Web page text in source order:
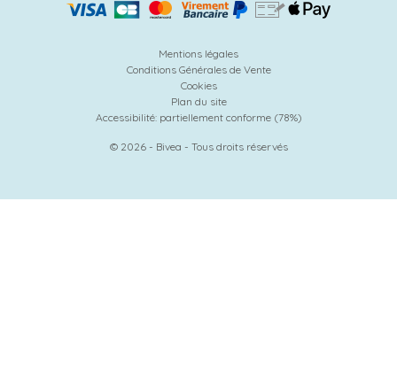
Mentions légales
Conditions Générales de Vente
Cookies
Plan du site
Accessibilité: partiellement conforme (78%)
© 2026 - Bivea - Tous droits réservés